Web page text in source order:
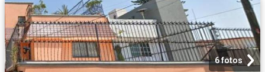
6 fotos